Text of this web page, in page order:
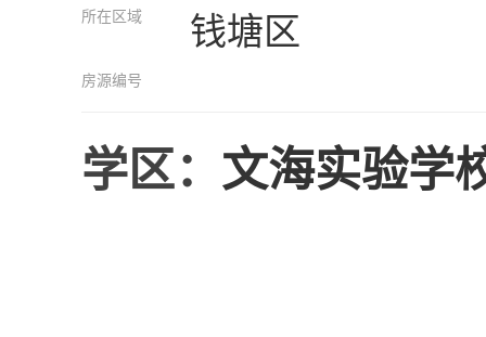
所在区域 钱塘区
房源编号
学区： 文海实验学